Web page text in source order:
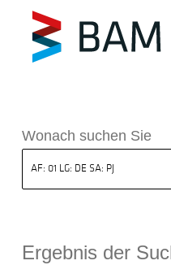
BAM
Wonach suchen Sie
Ergebnis der